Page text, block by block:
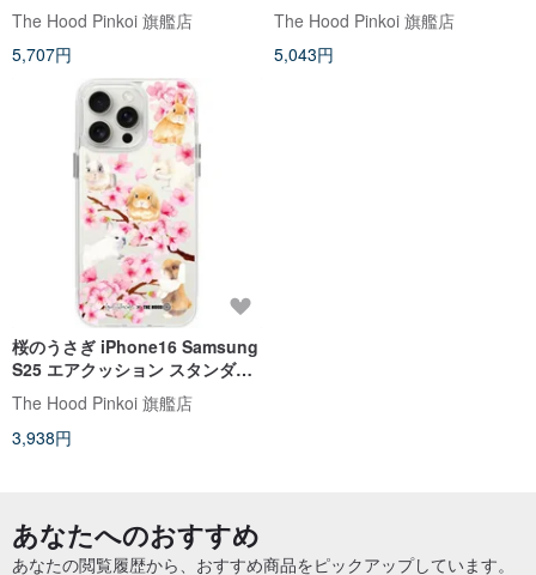
フォンケース
The Hood Pinkoi 旗艦店
5,707円
クッション 落下防止 標準ミラー
電話ケース
The Hood Pinkoi 旗艦店
5,043円
桜のうさぎ iPhone16 Samsung
S25 エアクッション スタンダー
ド 携帯ケース
The Hood Pinkoi 旗艦店
3,938円
あなたへのおすすめ
あなたの閲覧履歴から、おすすめ商品をピックアップしています。